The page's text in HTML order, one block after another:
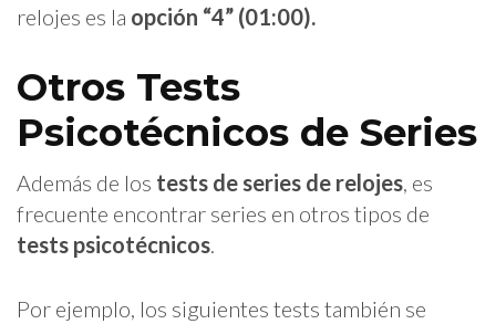
relojes es la opción “4” (01:00).
Otros Tests
Psicotécnicos de Series
Además de los tests de series de relojes , es
frecuente encontrar series en otros tipos de
tests psicotécnicos
Por ejemplo, los siguientes tests también se